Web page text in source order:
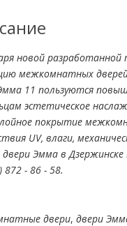
новой
межкомнатных
11 пользуются
эстетическое
покрытие
UV, влаги,
Эмма в
872 - 86 - 58.
двери, двери